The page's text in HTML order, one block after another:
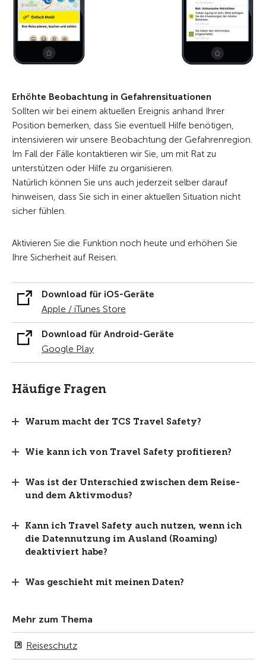
Erhöhte Beobachtung in Gefahrensituationen
Sollten wir bei einem aktuellen Ereignis anhand Ihrer
Position bemerken, dass Sie eventuell Hilfe benötigen,
intensivieren wir unsere Beobachtung der Gefahrenregion.
Im Fall der Fälle kontaktieren wir Sie, um mit Rat zu
unterstützen oder Hilfe zu organisieren.
Natürlich können Sie uns auch jederzeit selber darauf
hinweisen, dass Sie sich in einer aktuellen Situation nicht
sicher fühlen.
Aktivieren Sie die Funktion noch heute und erhöhen Sie
Ihre Sicherheit auf Reisen.
Download für iOS-Geräte
Apple / iTunes Store
Download für Android-Geräte
Google Play
Häufige Fragen
Warum macht der TCS Travel Safety?
Wie kann ich von Travel Safety profitieren?
Was ist der Unterschied zwischen dem Reise-
und dem Aktivmodus?
Kann ich Travel Safety auch nutzen, wenn ich
die Datennutzung im Ausland (Roaming)
deaktiviert habe?
Was geschieht mit meinen Daten?
Mehr zum Thema
Reiseschutz